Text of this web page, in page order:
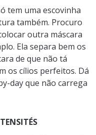
tem uma escovinha
também. Procuro
outra máscara
Ela separa bem os
de que não tá
os cílios perfeitos. Dá
day que não carrega